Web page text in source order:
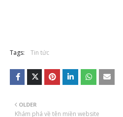
Tags: Tin tức
OLDER
Khám phá về tên miền website